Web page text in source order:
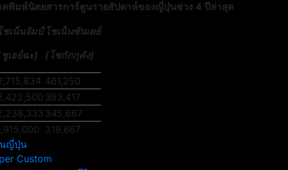
ดพิมพ์นิตยสารการ์ตูนรายสัปดาห์ของญี่ปุ่นช่วง 4 ปีล่าสุด
ชเน็นจัมป์
เอย์ฉะ)
โชเน็นซันเดย์
(โชกักกุคัง)
461,250
393,417
345,667
319,667
ญี่ปุ่น
Custom